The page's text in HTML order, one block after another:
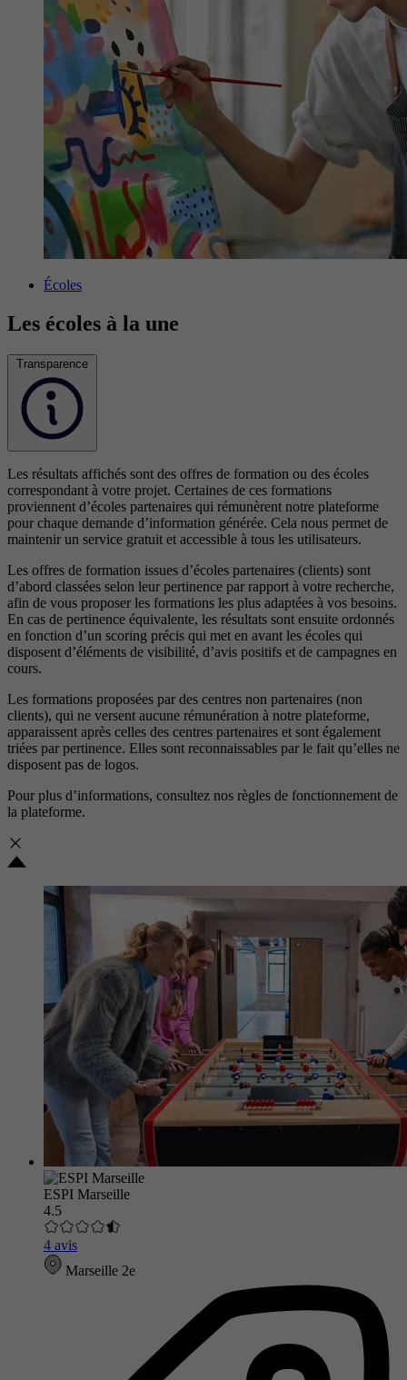
Écoles
Les écoles à la une
Transparence
Les résultats affichés sont des offres de formation ou des écoles
correspondant à votre projet. Certaines de ces formations
proviennent d’écoles partenaires qui rémunèrent notre plateforme
pour chaque demande d’information générée. Cela nous permet de
maintenir un service gratuit et accessible à tous les utilisateurs.
Les offres de formation issues d’écoles partenaires (clients) sont
d’abord classées selon leur pertinence par rapport à votre recherche,
afin de vous proposer les formations les plus adaptées à vos besoins.
En cas de pertinence équivalente, les résultats sont ensuite ordonnés
en fonction d’un scoring précis qui met en avant les écoles qui
disposent d’éléments de visibilité, d’avis positifs et de campagnes en
cours.
Les formations proposées par des centres non partenaires (non
clients), qui ne versent aucune rémunération à notre plateforme,
apparaissent après celles des centres partenaires et sont également
triées par pertinence. Elles sont reconnaissables par le fait qu’elles ne
disposent pas de logos.
Pour plus d’informations, consultez nos règles de fonctionnement de
la plateforme.
ESPI Marseille
4.5
4 avis
Marseille 2e